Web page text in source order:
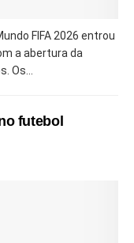
FIFA 2026 entrou
a abertura da
Os...
futebol